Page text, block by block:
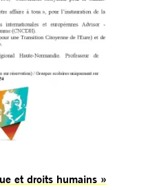
et droits humains »